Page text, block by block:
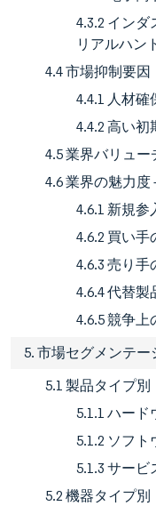
4.3.2 イン
リアルハン
4.4 市場抑制要因
4.4.1 人材確
4.4.2 高い初
4.5 業界バリュ
4.6 業界の魅力
4.6.1 新規
4.6.2 買い手
4.6.3 売り手
4.6.4 代替製
4.6.5 競争
5. 市場セグメンテー
5.1 製品タイプ別
5.1.1 ハード
5.1.2 ソフト
5.1.3 サービ
5.2 機器タイプ別